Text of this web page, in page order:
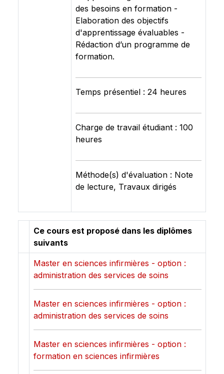
des besoins en formation -
Elaboration des objectifs
d'apprentissage évaluables -
Rédaction d’un programme de
formation.
Temps présentiel : 24 heures
Charge de travail étudiant : 100
heures
Méthode(s) d'évaluation : Note
de lecture, Travaux dirigés
Ce cours est proposé dans les diplômes
suivants
Master en sciences infirmières - option :
administration des services de soins
Master en sciences infirmières - option :
administration des services de soins
Master en sciences infirmières - option :
formation en sciences infirmières